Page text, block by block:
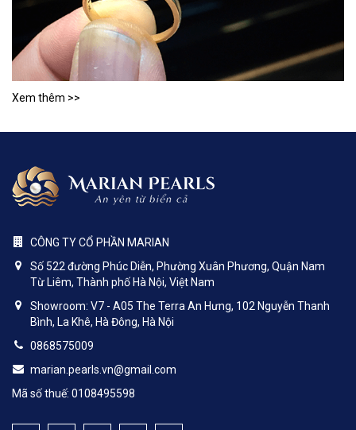
Xem thêm >>
CÔNG TY CỔ PHẦN MARIAN
Số 522 đường Phúc Diễn, Phường Xuân Phương, Quận Nam
Từ Liêm, Thành phố Hà Nội, Việt Nam
Showroom: V7 - A05 The Terra An Hưng, 102 Nguyễn Thanh
Bình, La Khê, Hà Đông, Hà Nội
0868575009
marian.pearls.vn@gmail.com
Mã số thuế: 0108495598